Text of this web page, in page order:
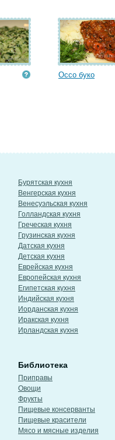
Оссо буко
Бурятская кухня
Венгерская кухня
Венесуэльская кухня
Голландская кухня
Греческая кухня
Грузинская кухня
Датская кухня
Детская кухня
Еврейская кухня
Европейская кухня
Египетская кухня
Индийская кухня
Иорданская кухня
Иракская кухня
Ирландская кухня
Библиотека
Приправы
Овощи
Фрукты
Пищевые консерванты
Пищевые красители
Мясо и мясные изделия